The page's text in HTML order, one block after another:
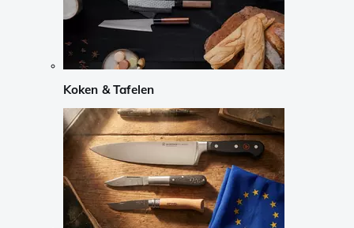
Koken & Tafelen